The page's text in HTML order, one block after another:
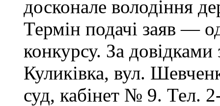
досконале володіння
Термін подачі заяв —
конкурсу. За
Куликівка, вул.
суд, кабінет № 9. Тел.